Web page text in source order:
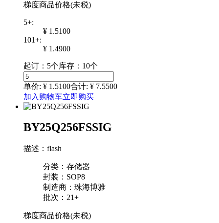
梯度商品价格(未税)
5+:
¥ 1.5100
101+:
¥ 1.4900
起订：5个库存：10个
单价: ¥ 1.5100合计: ¥ 7.5500
加入购物车立即购买
BY25Q256FSSIG
描述：flash
分类：存储器
封装：SOP8
制造商：珠海博雅
批次：21+
梯度商品价格(未税)